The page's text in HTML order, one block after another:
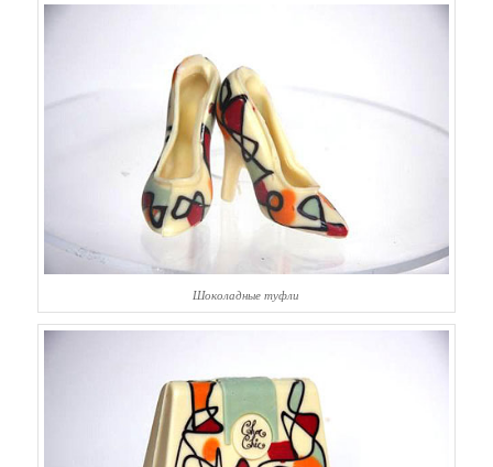
Шоколадные туфли